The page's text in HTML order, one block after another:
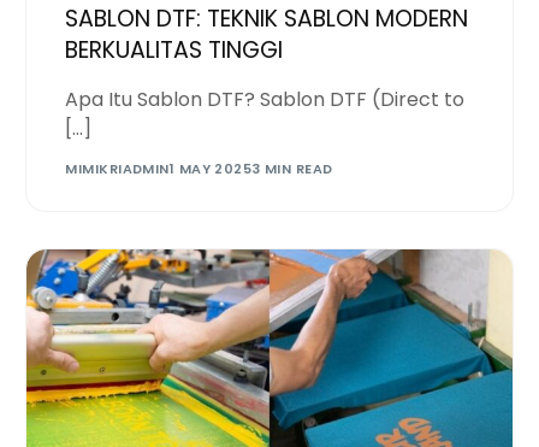
SABLON DTF: TEKNIK SABLON MODERN
BERKUALITAS TINGGI
Apa Itu Sablon DTF? Sablon DTF (Direct to
[…]
MIMIKRIADMIN1 MAY 20253 MIN READ